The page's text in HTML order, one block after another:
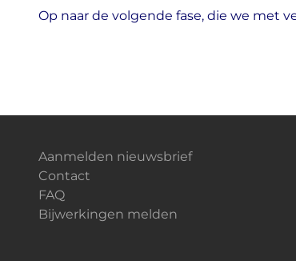
Op naar de volgende fase, die we met
Aanmelden nieuwsbrief
Contact
FAQ
Bijwerkingen melden